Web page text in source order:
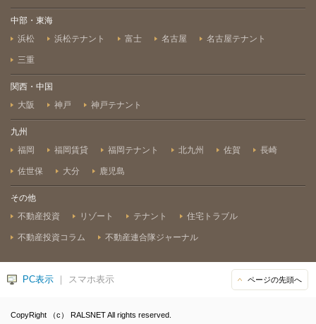
中部・東海
浜松
浜松テナント 富士 名古屋 名古屋テナント
三重
関西・中国
大阪
神戸 神戸テナント
九州
福岡
福岡賃貸 福岡テナント 北九州 佐賀 長崎
佐世保 大分 鹿児島
その他
不動産投資
リゾート テナント 住宅トラブル
不動産投資コラム 不動産連合隊ジャーナル
PC表示 ｜ スマホ表示 ページの先頭へ
CopyRight （c） RALSNET All rights reserved.